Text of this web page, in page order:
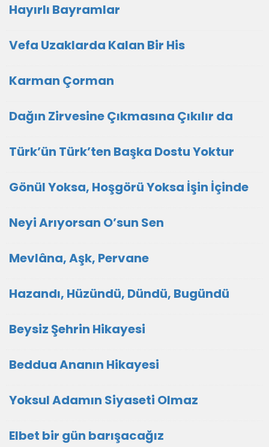
Hayırlı Bayramlar
Vefa Uzaklarda Kalan Bir His
Karman Çorman
Dağın Zirvesine Çıkmasına Çıkılır da
Türk’ün Türk’ten Başka Dostu Yoktur
Gönül Yoksa, Hoşgörü Yoksa İşin İçinde
Neyi Arıyorsan O’sun Sen
Mevlâna, Aşk, Pervane
Hazandı, Hüzündü, Dündü, Bugündü
Beysiz Şehrin Hikayesi
Beddua Ananın Hikayesi
Yoksul Adamın Siyaseti Olmaz
Elbet bir gün barışacağız